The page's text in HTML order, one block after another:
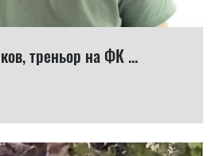
треньор на ФК ...